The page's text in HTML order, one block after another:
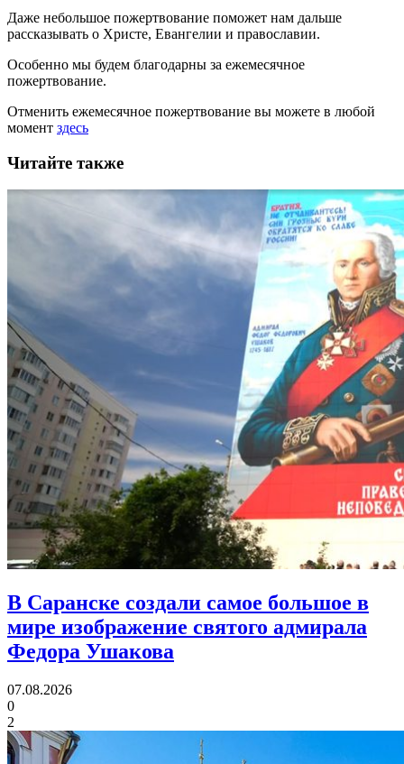
Даже небольшое пожертвование поможет нам дальше
рассказывать о Христе, Евангелии и православии.
Особенно мы будем благодарны за ежемесячное
пожертвование.
Отменить ежемесячное пожертвование вы можете в любой
момент здесь
Читайте также
В Саранске создали самое большое в
мире изображение святого адмирала
Федора Ушакова
07.08.2026
0
2